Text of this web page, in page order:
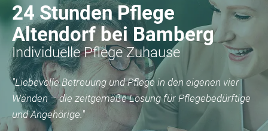
24 Stunden Pflege
Altendorf bei Bamberg
Individuelle Pflege Zuhause
"Liebevolle Betreuung und Pflege in den eigenen vier
Wänden – die zeitgemäße Lösung für Pflegebedürftige
und Angehörige."